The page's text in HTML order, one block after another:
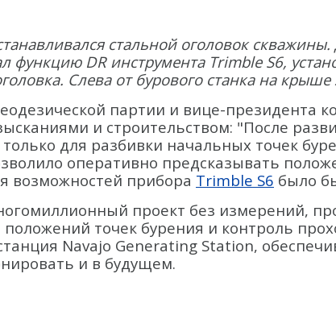
стальной оголовок
функцию DR инструмента Trimble S6,
Слева от бурового станка на
партии и вице-президента
и строительством: "После
для разбивки начальных точек
оперативно предсказывать
возможностей прибора Trimble S6 было
проект без измерений,
точек бурения и контроль
Navajo Generating Station,
и в будущем.